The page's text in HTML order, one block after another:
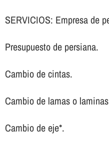
SERVICIOS: Empresa de
Presupuesto de persiana.
Cambio de cintas.
Cambio de lamas o
Cambio de eje*.